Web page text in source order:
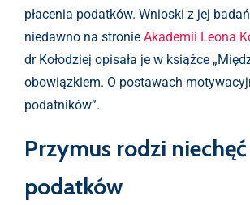
płacenia podatków. Wnioski z jej
niedawno na stronie Akademii Leona
dr Kołodziej opisała je w książce
obowiązkiem. O postawach
podatników”.
Przymus rodzi
podatków